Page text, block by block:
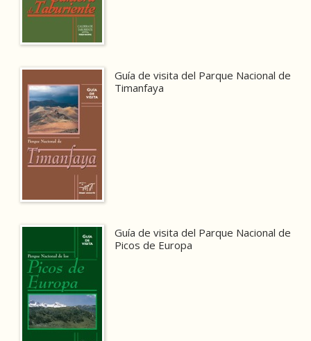
Guía de visita del Parque Nacional de
Timanfaya
Guía de visita del Parque Nacional de
Picos de Europa